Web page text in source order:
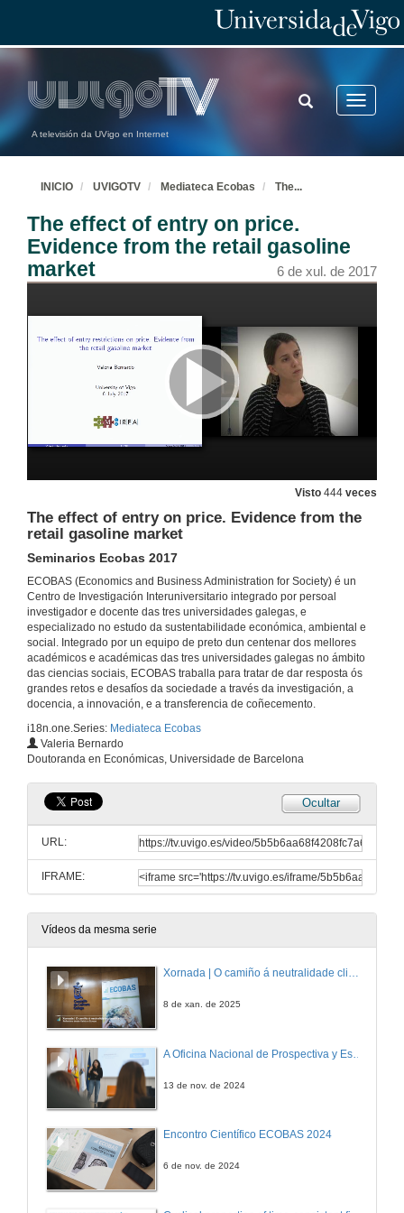
A televisión da UVigo en Internet
Toggle
TOGGLE
SEARCH
INICIO UVIGOTV Mediateca Ecobas The...
The effect of entry on price.
Evidence from the retail gasoline
market
6 de xul. de 2017
Visto 444 veces
The effect of entry on price. Evidence from the
retail gasoline market
Seminarios Ecobas 2017
ECOBAS (Economics and Business Administration for Society) é un
Centro de Investigación Interuniversitario integrado por persoal
investigador e docente das tres universidades galegas, e
especializado no estudo da sustentabilidade económica, ambiental e
social. Integrado por un equipo de preto dun centenar dos mellores
académicos e académicas das tres universidades galegas no ámbito
das ciencias sociais, ECOBAS traballa para tratar de dar resposta ós
grandes retos e desafíos da sociedade a través da investigación, a
docencia, a innovación, e a transferencia de coñecemento.
i18n.one.Series: Mediateca Ecobas
Valeria Bernardo
Doutoranda en Económicas, Universidade de Barcelona
Ocultar
URL:
IFRAME:
Vídeos da mesma serie
Xornada | O camiño á neutralidade climática
8 de xan. de 2025
13 de nov. de 2024
Encontro Científico ECOBAS 2024
6 de nov. de 2024